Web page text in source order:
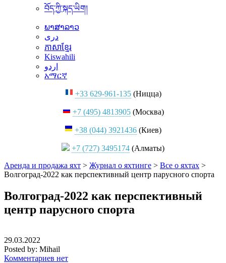
བོད་ཀྱི་སྐད་ཡིག།
ພາສາລາວ
دری
ភាសាខ្មែរ
Kiswahili
اردو
አማርኛ
+33 629-961-135(Ницца)
+7 (495) 4813905(Москва)
+38 (044) 3921436 (Киев)
+7 (727) 3495174 (Алматы)
Аренда и продажа яхт > Журнал о яхтинге > Все о яхтах >
Волгоград-2022 как перспективный центр парусного спорта
Волгоград-2022 как перспективный
центр парусного спорта
29.03.2022
Posted by: Mihail
Комментариев нет